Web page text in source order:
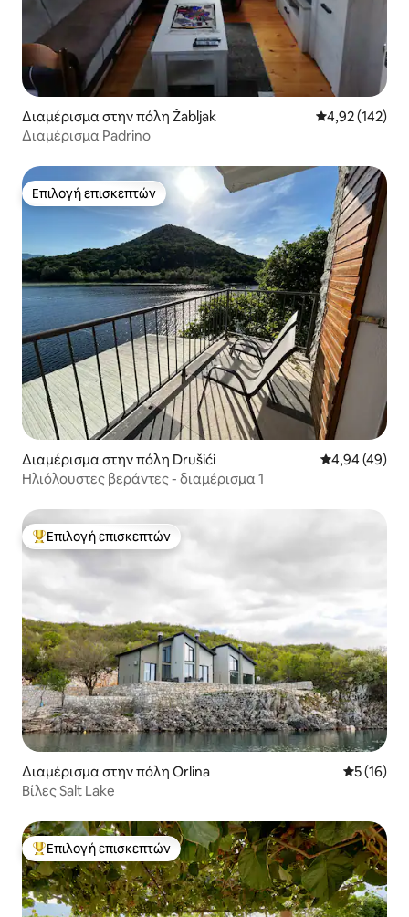
Διαμέρισμα στην πόλη Žabljak Μέση
4,92 (142)
Διαμέρισμα Padrino
Επιλογή επισκεπτών
Επιλογή επισκεπτών
Διαμέρισμα στην πόλη Drušići Μέση
4,94 (49)
Ηλιόλουστες βεράντες - διαμέρισμα 1
Κορυφαία επιλογή επισκεπτών
Επιλογή επισκεπτών
Διαμέρισμα στην πόλη Orlina Μέση
5 (16)
Βίλες Salt Lake
Κορυφαία επιλογή επισκεπτών
Επιλογή επισκεπτών